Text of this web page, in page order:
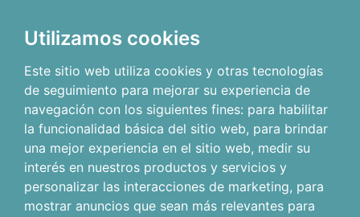
Utilizamos cookies
Este sitio web utiliza cookies y otras tecnologías
de seguimiento para mejorar su experiencia de
navegación con los siguientes fines: para habilitar
la funcionalidad básica del sitio web, para brindar
una mejor experiencia en el sitio web, medir su
interés en nuestros productos y servicios y
personalizar las interacciones de marketing, para
mostrar anuncios que sean más relevantes para